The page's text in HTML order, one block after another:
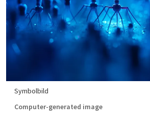
Symbolbild
Computer-generated image